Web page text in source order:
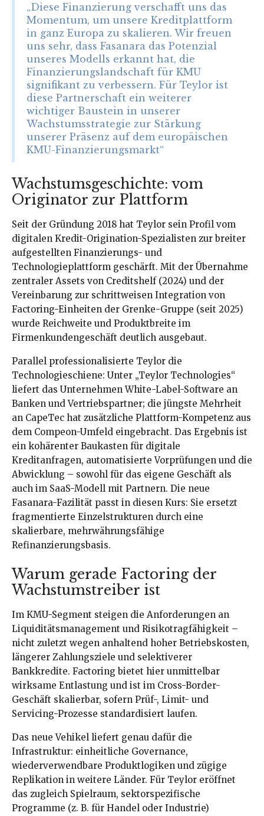
„Diese Finanzierung verschafft uns das
Momentum, um unsere Kreditplattform
in ganz Europa zu skalieren. Wir freuen
uns sehr, dass Fasanara das Potenzial
unseres Modells erkannt hat, die
Finanzierungslandschaft für KMU
signifikant zu verbessern. Für Teylor ist
diese Partnerschaft ein weiterer
wichtiger Baustein in unserer
Wachstumsstrategie zur Stärkung
unserer Präsenz auf dem europäischen
KMU-Finanzierungsmarkt“
Wachstumsgeschichte: vom
Originator zur Plattform
Seit der Gründung 2018 hat Teylor sein Profil vom
digitalen Kredit-Origination-Spezialisten zur breiter
aufgestellten Finanzierungs- und
Technologieplattform geschärft. Mit der Übernahme
zentraler Assets von Creditshelf (2024) und der
Vereinbarung zur schrittweisen Integration von
Factoring-Einheiten der Grenke-Gruppe (seit 2025)
wurde Reichweite und Produktbreite im
Firmenkundengeschäft deutlich ausgebaut.
Parallel professionalisierte Teylor die
Technologieschiene: Unter „Teylor Technologies“
liefert das Unternehmen White-Label-Software an
Banken und Vertriebspartner; die jüngste Mehrheit
an CapeTec hat zusätzliche Plattform-Kompetenz aus
dem Compeon-Umfeld eingebracht. Das Ergebnis ist
ein kohärenter Baukasten für digitale
Kreditanfragen, automatisierte Vorprüfungen und die
Abwicklung – sowohl für das eigene Geschäft als
auch im SaaS-Modell mit Partnern. Die neue
Fasanara-Fazilität passt in diesen Kurs: Sie ersetzt
fragmentierte Einzelstrukturen durch eine
skalierbare, mehrwährungsfähige
Refinanzierungsbasis.
Warum gerade Factoring der
Wachstumstreiber ist
Im KMU-Segment steigen die Anforderungen an
Liquiditätsmanagement und Risikotragfähigkeit –
nicht zuletzt wegen anhaltend hoher Betriebskosten,
längerer Zahlungsziele und selektiverer
Bankkredite. Factoring bietet hier unmittelbar
wirksame Entlastung und ist im Cross-Border-
Geschäft skalierbar, sofern Prüf-, Limit- und
Servicing-Prozesse standardisiert laufen.
Das neue Vehikel liefert genau dafür die
Infrastruktur: einheitliche Governance,
wiederverwendbare Produktlogiken und zügige
Replikation in weitere Länder. Für Teylor eröffnet
das zugleich Spielraum, sektorspezifische
Programme (z. B. für Handel oder Industrie)